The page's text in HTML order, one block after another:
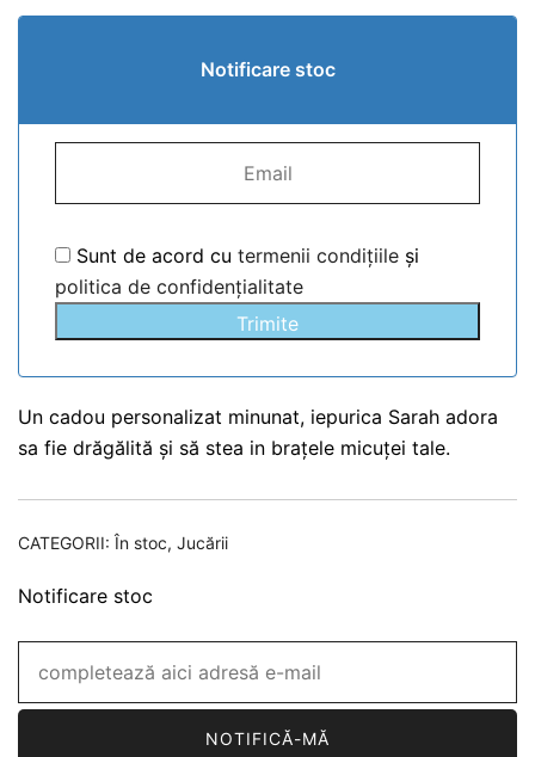
Notificare stoc
Sunt de acord cu termenii condițiile și
politica de confidențialitate
Trimite
Un cadou personalizat minunat, iepurica Sarah adora
sa fie drăgălită și să stea in brațele micuței tale.
CATEGORII: În stoc, Jucării
Notificare stoc
NOTIFICĂ-MĂ